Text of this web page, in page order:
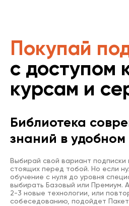
Покупай
с доступом
курсам и
Библиотека
знаний в
Выбирай свой вариант подписки
стоящих перед тобой. Но если
обучение с нуля до уровня
выбирать Базовый или Премиум.
2-3 новые технологии, или
собеседованию, подойдет